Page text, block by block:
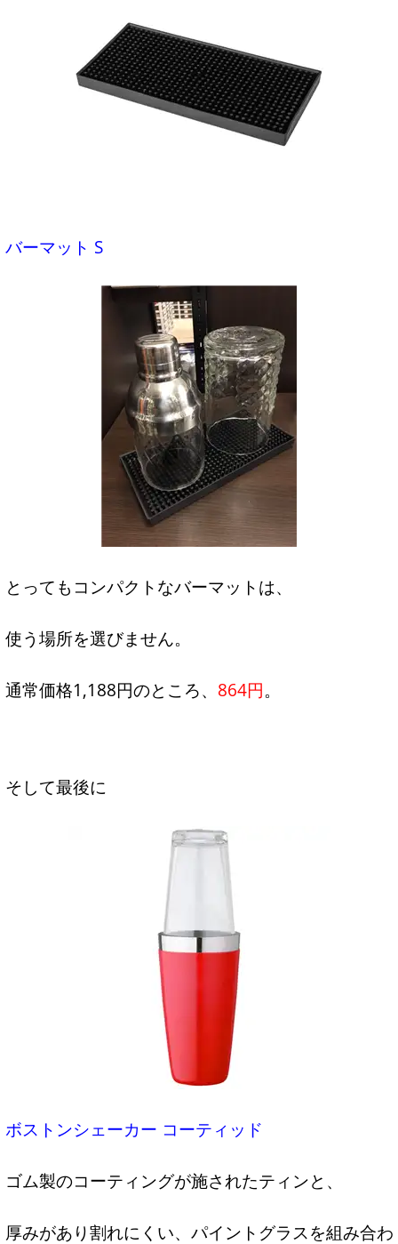
バーマット S
とってもコンパクトなバーマットは、
使う場所を選びません。
通常価格1,188円のところ、 864円。
そして最後に
ボストンシェーカー コーティッド
ゴム製のコーティングが施されたティンと、
厚みがあり割れにくい、パイントグラスを組み合わ